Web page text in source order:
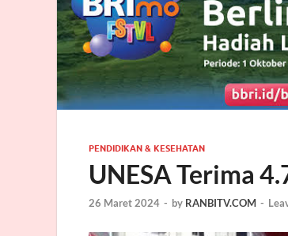
PENDIDIKAN & KESEHATAN
UNESA Terima
26 Maret 2024 - by RANBITV.COM -